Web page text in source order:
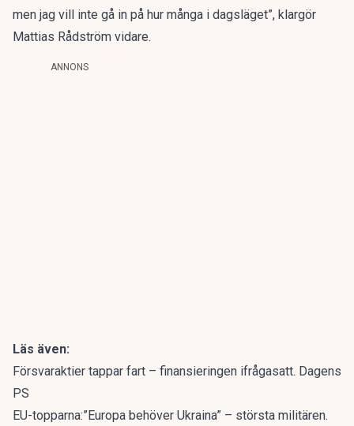
men jag vill inte gå in på hur många i dagsläget”, klargör
Mattias Rådström vidare.
ANNONS
Läs även:
Försvaraktier tappar fart – finansieringen ifrågasatt. Dagens
PS
EU-topparna:”Europa behöver Ukraina” – största militären.